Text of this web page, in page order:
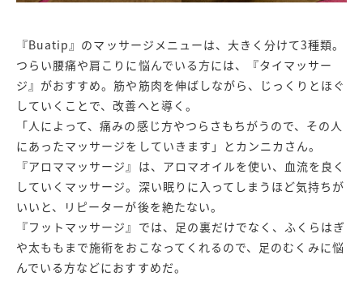
『Buatip』のマッサージメニューは、大きく分けて3種類。
つらい腰痛や肩こりに悩んでいる方には、『タイマッサー
ジ』がおすすめ。筋や筋肉を伸ばしながら、じっくりとほぐ
していくことで、改善へと導く。
「人によって、痛みの感じ方やつらさもちがうので、その人
にあったマッサージをしていきます」とカンニカさん。
『アロママッサージ』は、アロマオイルを使い、血流を良く
していくマッサージ。深い眠りに入ってしまうほど気持ちが
いいと、リピーターが後を絶たない。
『フットマッサージ』では、足の裏だけでなく、ふくらはぎ
や太ももまで施術をおこなってくれるので、足のむくみに悩
んでいる方などにおすすめだ。